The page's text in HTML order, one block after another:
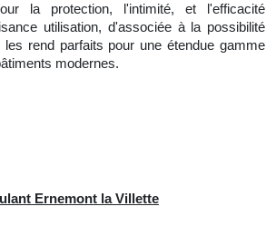
la protection, l'intimité, et l'efficacité
utilisation, d'associée à la possibilité
les rend parfaits pour une étendue gamme
modernes.
Ernemont la Villette